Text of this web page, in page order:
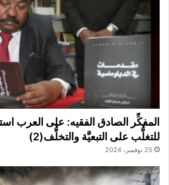
المفكِّر الصادق الفقيه: على العرب
للتغلُّب على التبعيَّة والتخلُّف(2)
25 نوفمبر، 2024